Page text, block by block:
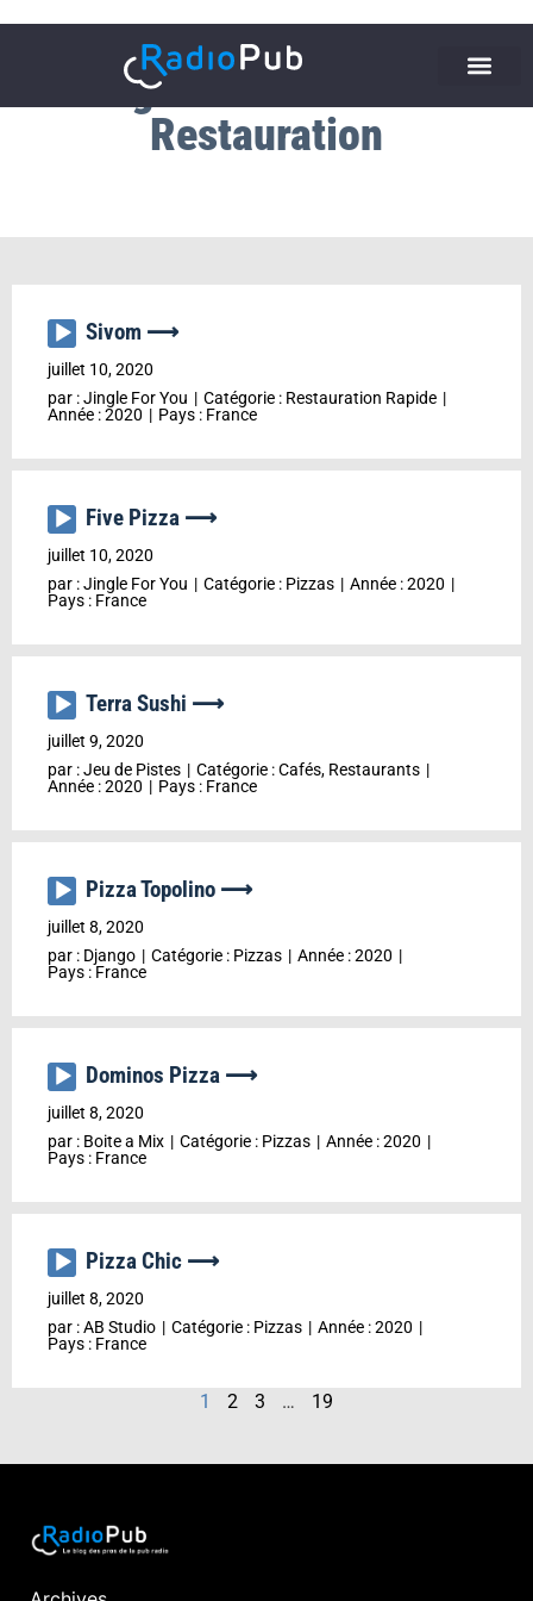
Catégorie : Hotellerie et
Restauration
Lecteur
audio
Sivom ⟶
juillet 10, 2020
par :Jingle For You Catégorie : Restauration Rapide
Année :2020 Pays : France
Lecteur
audio
Five Pizza ⟶
juillet 10, 2020
par :Jingle For You Catégorie : Pizzas Année :2020
Pays : France
Lecteur
audio
Terra Sushi ⟶
juillet 9, 2020
par :Jeu de Pistes Catégorie :Cafés, Restaurants
Année :2020 Pays : France
Lecteur
audio
Pizza Topolino ⟶
juillet 8, 2020
par : Django Catégorie : Pizzas Année :2020
Pays : France
Lecteur
audio
Dominos Pizza ⟶
juillet 8, 2020
par : Boite a Mix Catégorie : Pizzas Année :2020
Pays : France
Lecteur
audio
Pizza Chic ⟶
juillet 8, 2020
par :AB Studio Catégorie : Pizzas Année :2020
Pays : France
1 2 3 … 19